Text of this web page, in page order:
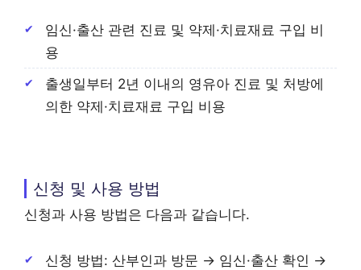
임신·출산 관련 진료 및 약제·치료재료 구입 비
용
출생일부터 2년 이내의 영유아 진료 및 처방에
의한 약제·치료재료 구입 비용
신청 및 사용 방법
신청과 사용 방법은 다음과 같습니다.
신청 방법: 산부인과 방문 → 임신·출산 확인 →